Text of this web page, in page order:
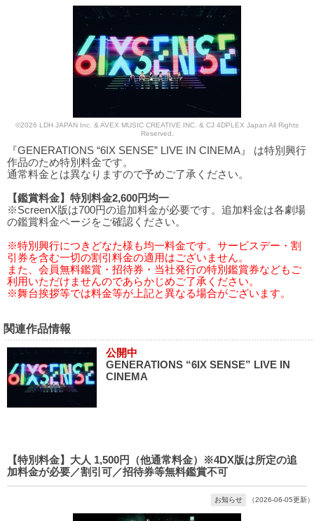
©2026 LDH JAPAN Inc. & AVEX MUSIC CREATIVE INC. & CJ 4DPLEX Japan All Rights
Reserved.
『GENERATIONS “6IX SENSE” LIVE IN CINEMA』 は特別興行
作品のため特別料金です。
通常料金とは異なりますので予めご了承ください。
【鑑賞料金】特別料金2,600円均一
※ScreenX版は700円の追加料金が必要です。追加料金は各劇場
の鑑賞料金ページをご確認ください。
※特別興行につきどなた様も均一料金です。サービスデー・割
引券を含む一切の割引料金の適用はございません。
また、会員無料鑑賞・招待券・当社発行の特別鑑賞券などもご
利用いただけませんのであらかじめご了承ください。
※舞台挨拶等では料金等が上記と異なる場合がございます。
関連作品情報
公開中
GENERATIONS “6IX SENSE” LIVE IN
CINEMA
【特別料金】大人 1,500円（他通常料金）※4DX版は所定の追
加料金が必要／割引可／招待券等無料鑑賞不可
お知らせ （2026-06-05更新）